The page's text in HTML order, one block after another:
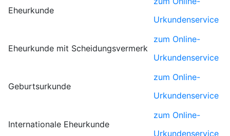
Eheurkunde
Urkundenservice
Eheurkunde mit Scheidungsvermerk
zum Online-
Urkundenservice
Geburtsurkunde
zum Online-
Urkundenservice
Internationale Eheurkunde
zum Online-
Urkundenservice